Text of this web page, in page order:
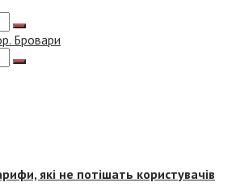
які не потішать користувачів